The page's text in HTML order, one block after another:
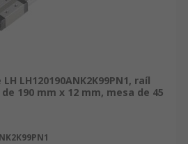
LH120190ANK2K99PN1, raíl
190 mm x 12 mm, mesa de 45